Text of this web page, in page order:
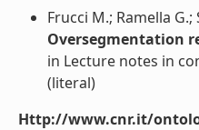
Frucci M.; Ramella
Oversegmentation
in Lecture notes in
(literal)
Http://www.cnr.it/